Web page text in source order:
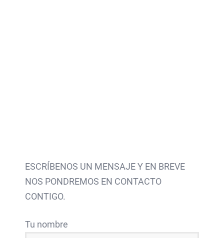
ESCRÍBENOS UN MENSAJE Y EN BREVE
NOS PONDREMOS EN CONTACTO
CONTIGO.
Tu nombre